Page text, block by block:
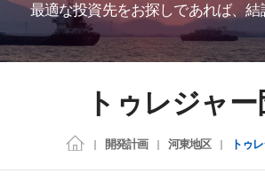
最適な投資先をお探しであれば、結
トゥレジャ
開発計画 河東地区 トゥ